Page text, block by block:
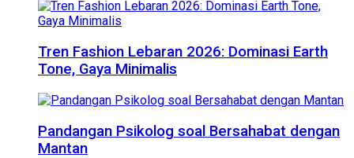
Tren Fashion Lebaran 2026: Dominasi Earth
Tone, Gaya Minimalis
Pandangan Psikolog soal Bersahabat dengan
Mantan